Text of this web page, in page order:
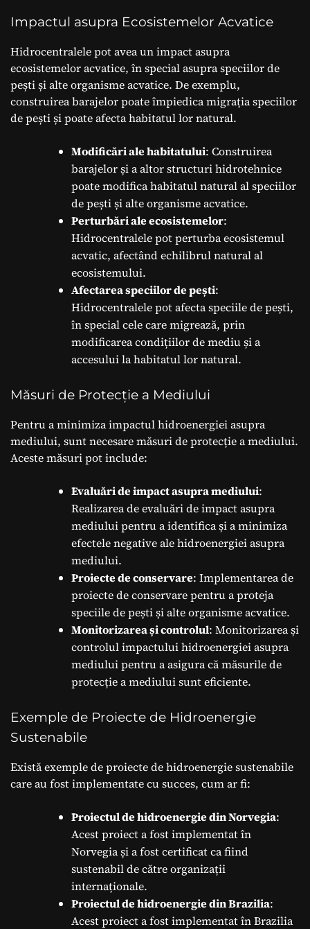
Impactul asupra Ecosistemelor Acvatice
Hidrocentralele pot avea un impact asupra
ecosistemelor acvatice, în special asupra speciilor de
pești și alte organisme acvatice. De exemplu,
construirea barajelor poate împiedica migrația speciilor
de pești și poate afecta habitatul lor natural.
Modificări ale habitatului: Construirea
barajelor și a altor structuri hidrotehnice
poate modifica habitatul natural al speciilor
de pești și alte organisme acvatice.
Perturbări ale ecosistemelor:
Hidrocentralele pot perturba ecosistemul
acvatic, afectând echilibrul natural al
ecosistemului.
Afectarea speciilor de pești:
Hidrocentralele pot afecta speciile de pești,
în special cele care migrează, prin
modificarea condițiilor de mediu și a
accesului la habitatul lor natural.
Măsuri de Protecție a Mediului
Pentru a minimiza impactul hidroenergiei asupra
mediului, sunt necesare măsuri de protecție a mediului.
Aceste măsuri pot include:
Evaluări de impact asupra mediului:
Realizarea de evaluări de impact asupra
mediului pentru a identifica și a minimiza
efectele negative ale hidroenergiei asupra
mediului.
Proiecte de conservare: Implementarea de
proiecte de conservare pentru a proteja
speciile de pești și alte organisme acvatice.
Monitorizarea și controlul: Monitorizarea și
controlul impactului hidroenergiei asupra
mediului pentru a asigura că măsurile de
protecție a mediului sunt eficiente.
Exemple de Proiecte de Hidroenergie
Sustenabile
Există exemple de proiecte de hidroenergie sustenabile
care au fost implementate cu succes, cum ar fi:
Proiectul de hidroenergie din Norvegia:
Acest proiect a fost implementat în
Norvegia și a fost certificat ca fiind
sustenabil de către organizații
internaționale.
Proiectul de hidroenergie din Brazilia:
Acest proiect a fost implementat în Brazilia